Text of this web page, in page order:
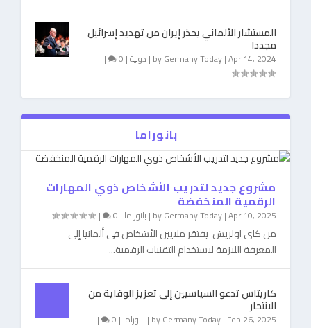
المستشار الألماني يحذر إيران من تهديد إسرائيل
مجددا
byGermany Today|Apr 14, 2024
| دولية|
0
|
بانوراما
مشروع جديد لتدريب الأشخاص ذوي المهارات
الرقمية المنخفضة
byGermany Today|Apr 10, 2025
| بانوراما |
0
|
من كاي اولريش يفتقر ملايين الأشخاص في ألمانيا إلى
المعرفة اللازمة لاستخدام التقنيات الرقمية...
كاريتاس تدعو السياسيين إلى تعزيز الوقاية من
الانتحار
byGermany Today| Feb 26, 2025
| بانوراما |
0
|